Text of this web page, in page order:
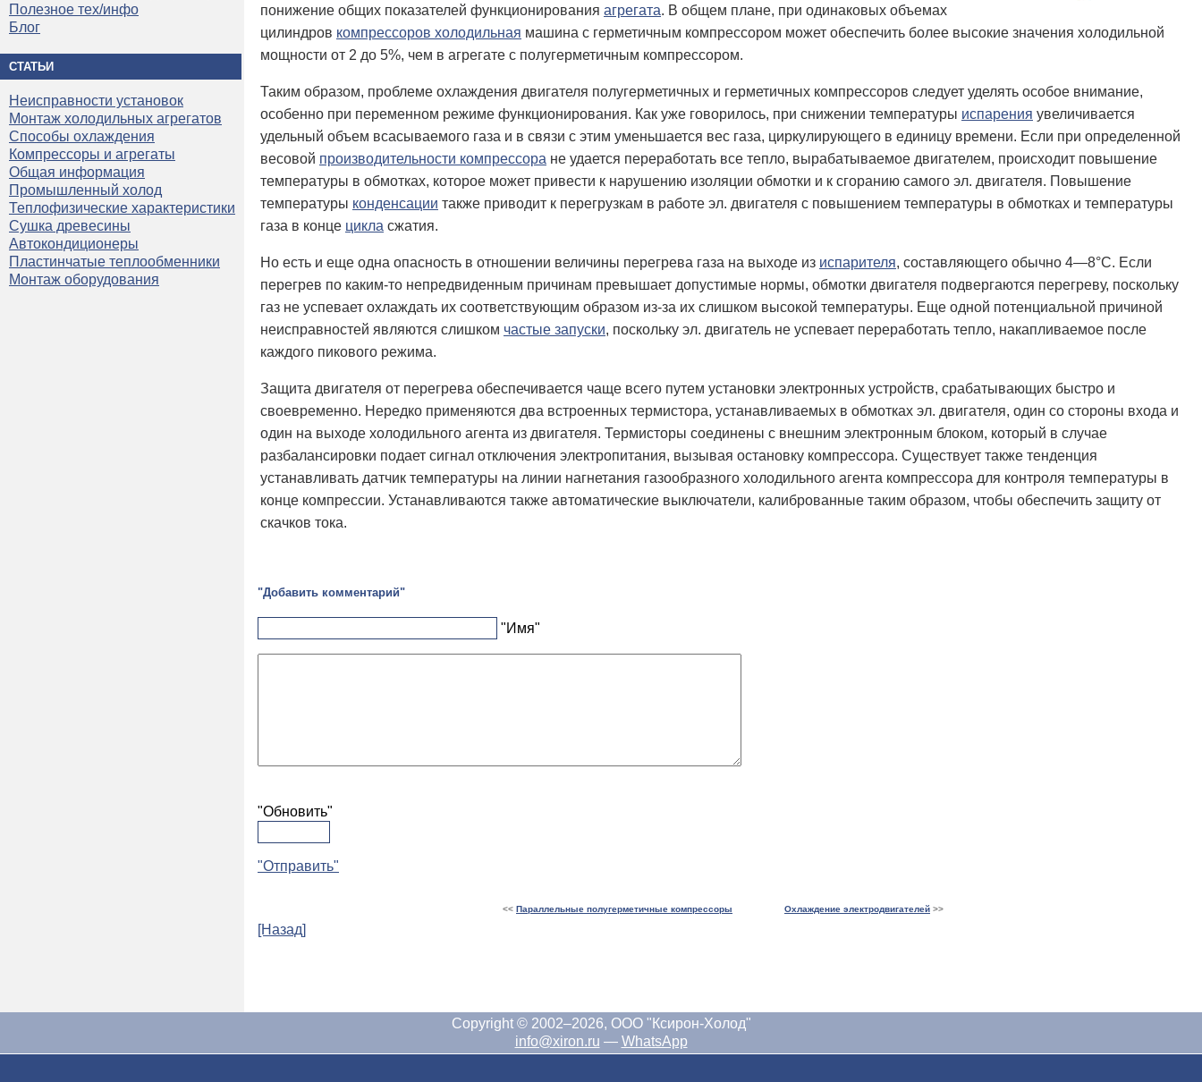
Полезное тех/инфо
Блог
СТАТЬИ
Неисправности установок
Монтаж холодильных агрегатов
Способы охлаждения
Компрессоры и агрегаты
Общая информация
Промышленный холод
Теплофизические характеристики
Сушка древесины
Автокондиционеры
Пластинчатые теплообменники
Монтаж оборудования
понижение общих показателей функционирования агрегата. В общем плане, при одинаковых объемах
цилиндров компрессоров холодильная машина с герметичным компрессором может обеспечить более высокие значения холодильной
мощности от 2 до 5%, чем в агрегате с полугерметичным компрессором.
Таким образом, проблеме охлаждения двигателя полугерметичных и герметичных компрессоров следует уделять особое внимание,
особенно при переменном режиме функционирования. Как уже говорилось, при снижении температуры испарения увеличивается
удельный объем всасываемого газа и в связи с этим уменьшается вес газа, циркулирующего в единицу времени. Если при определенной
весовой производительности компрессора не удается переработать все тепло, вырабатываемое двигателем, происходит повышение
температуры в обмотках, которое может привести к нарушению изоляции обмотки и к сгоранию самого эл. двигателя. Повышение
температуры конденсации также приводит к перегрузкам в работе эл. двигателя с повышением температуры в обмотках и температуры
газа в конце цикла сжатия.
Но есть и еще одна опасность в отношении величины перегрева газа на выходе из испарителя, составляющего обычно 4—8°С. Если
перегрев по каким-то непредвиденным причинам превышает допустимые нормы, обмотки двигателя подвергаются перегреву, поскольку
газ не успевает охлаждать их соответствующим образом из-за их слишком высокой температуры. Еще одной потенциальной причиной
неисправностей являются слишком частые запуски, поскольку эл. двигатель не успевает переработать тепло, накапливаемое после
каждого пикового режима.
Защита двигателя от перегрева обеспечивается чаще всего путем установки электронных устройств, срабатывающих быстро и
своевременно. Нередко применяются два встроенных термистора, устанавливаемых в обмотках эл. двигателя, один со стороны входа и
один на выходе холодильного агента из двигателя. Термисторы соединены с внешним электронным блоком, который в случае
разбалансировки подает сигнал отключения электропитания, вызывая остановку компрессора. Существует также тенденция
устанавливать датчик температуры на линии нагнетания газообразного холодильного агента компрессора для контроля температуры в
конце компрессии. Устанавливаются также автоматические выключатели, калиброванные таким образом, чтобы обеспечить защиту от
скачков тока.
"Добавить комментарий"
"Имя"
"Обновить"
"Отправить"
<< Параллельные полугерметичные компрессоры Охлаждение электродвигателей >>
[Назад]
Copyright © 2002–2026, ООО "Ксирон-Холод"
info@xiron.ru — WhatsApp